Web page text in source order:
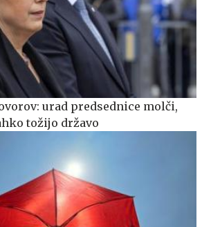
urad predsednice molči,
tožijo državo